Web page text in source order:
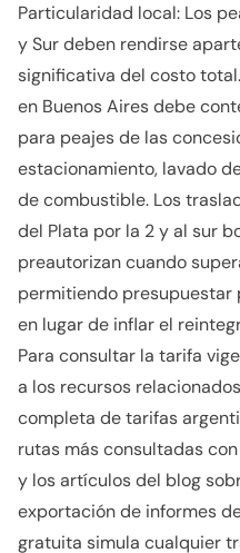
Particularidad local: Los
y Sur deben rendirse
significativa del costo
en Buenos Aires debe
para peajes de las
estacionamiento, lavado
de combustible. Los
del Plata por la 2 y al sur
preautorizan cuando
permitiendo
en lugar de inflar el
Para consultar la tarifa
a los recursos
completa de tarifas
rutas más consultadas
y los artículos del blog
exportación de informes
gratuita simula cualquier